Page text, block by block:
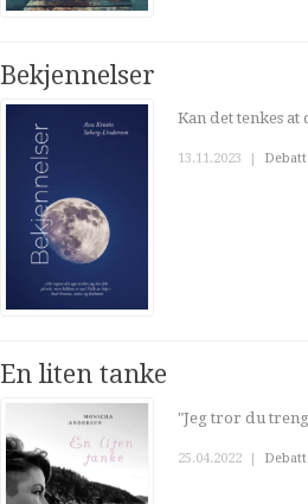
Bekjennelser
Kan det tenkes at
13.11.2023 Debatt
En liten tanke
"Jeg tror du
25.04.2022 | Debatt